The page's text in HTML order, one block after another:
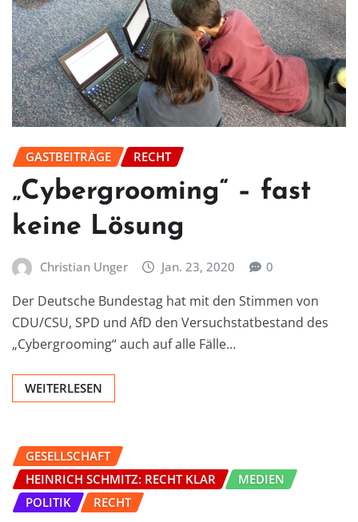
GASTBEITRÄGE RECHT
„Cybergrooming“ – fast
keine Lösung
Christian Unger Jan. 23, 2020 0
Der Deutsche Bundestag hat mit den Stimmen von
CDU/CSU, SPD und AfD den Versuchstatbestand des
„Cybergrooming“ auch auf alle Fälle…
WEITERLESEN
GESELLSCHAFT
HEINRICH SCHMITZ: RECHT KLAR
MEDIEN
POLITIK
RECHT